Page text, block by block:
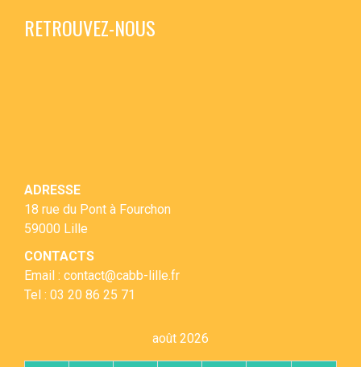
RETROUVEZ-NOUS
ADRESSE
18 rue du Pont à Fourchon
59000 Lille
CONTACTS
Email : contact@cabb-lille.fr
Tel : 03 20 86 25 71
août 2026